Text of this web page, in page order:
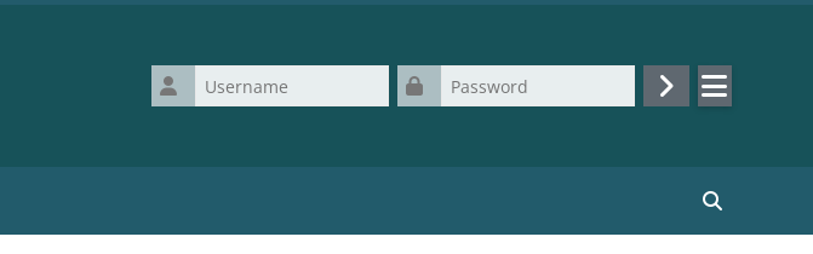
Username
Password
Log in
Search